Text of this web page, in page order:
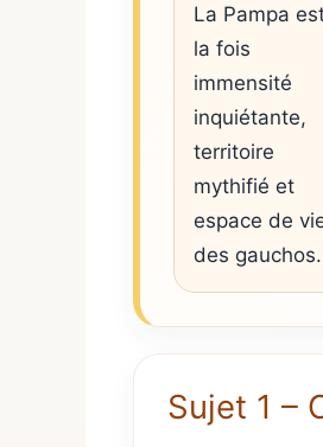
La Pampa
la fois
immensité
inquiétante,
territoire
mythifié et
espace de
des gauchos.
Sujet 1 –